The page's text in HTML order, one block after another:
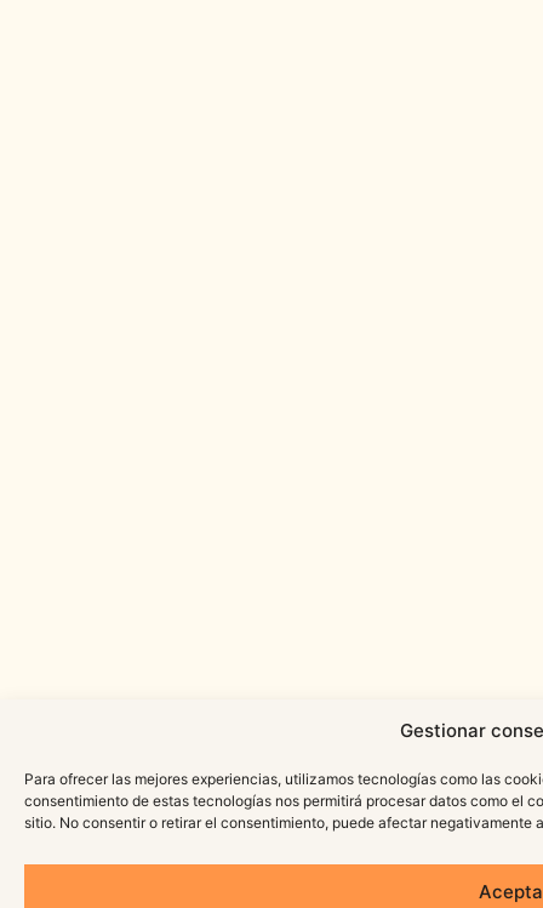
Gestionar
Para ofrecer las mejores experiencias, utilizamos tecnologías como las
consentimiento de estas tecnologías nos permitirá procesar datos como el
sitio. No consentir o retirar el consentimiento, puede afectar negativamente